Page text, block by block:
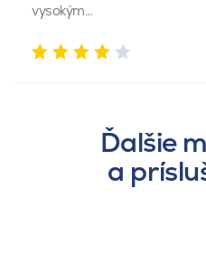
vysokým…
Ďalšie
a